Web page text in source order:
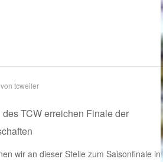
vontcweiler
TCW erreichen Finale der
wir an dieser Stelle zum Saisonfinale in